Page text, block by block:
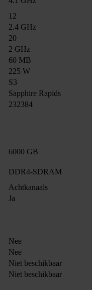
12
2.4 GHz
20
2 GHz
60 MB
225 W
S3
Sapphire Rapids
232384
6000 GB
DDR4-SDRAM
Achtkanaals
Ja
Nee
Nee
Niet beschikbaar
Niet beschikbaar